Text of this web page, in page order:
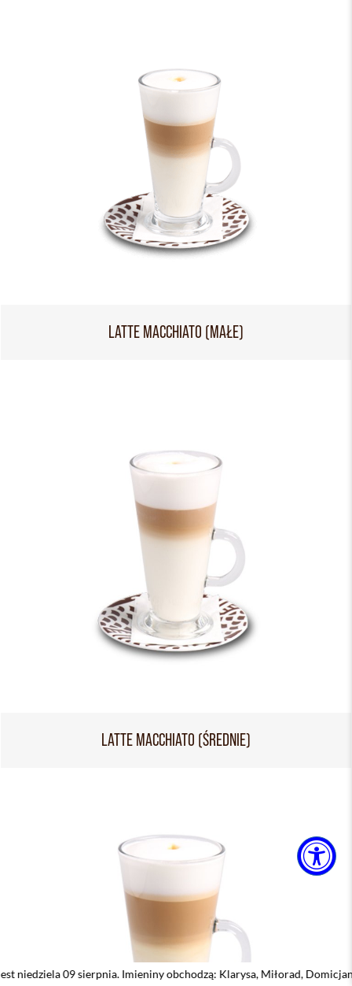
LATTE MACCHIATO (MAŁE)
LATTE MACCHIATO (ŚREDNIE)
Imieniny obchodzą: Klarysa, Miłorad, Domicjan, Domicjana,